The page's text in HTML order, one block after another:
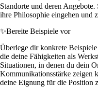
Standorte und deren
ihre Philosophie eingehen und
✨Bereite Beispiele vor
Überlege dir konkrete
die deine Fähigkeiten als
Situationen, in denen du dein
Kommunikationsstärke zeigen
deine Eignung für die Position